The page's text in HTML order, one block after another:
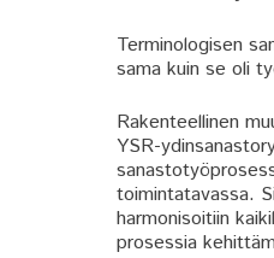
Terminologisen
sama kuin se oli
Rakenteellinen
YSR-
toimintatavassa.
harmonisoitiin
prosessia